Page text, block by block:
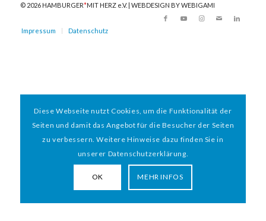
© 2026 HAMBURGER*MIT HERZ e.V. | WEBDESIGN BY WEBIGAMI
Impressum Datenschutz
Diese Webseite nutzt Cookies, um die Funktionalität der
Seiten und damit das Angebot für die Besucher der Seiten
zu verbessern. Weitere Hinweise dazu finden Sie in
unserer Datenschutzerklärung.
OK MEHR INFOS